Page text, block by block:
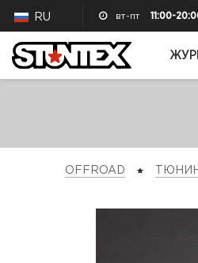
RU вт-пт 11:00-
OFFROAD